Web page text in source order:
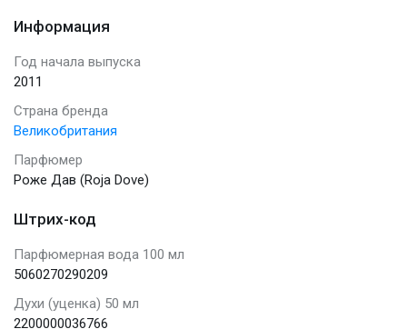
Информация
Год начала выпуска
2011
Страна бренда
Великобритания
Парфюмер
Роже Дав (Roja Dove)
Штрих-код
Парфюмерная вода 100 мл
5060270290209
Духи (уценка) 50 мл
2200000036766